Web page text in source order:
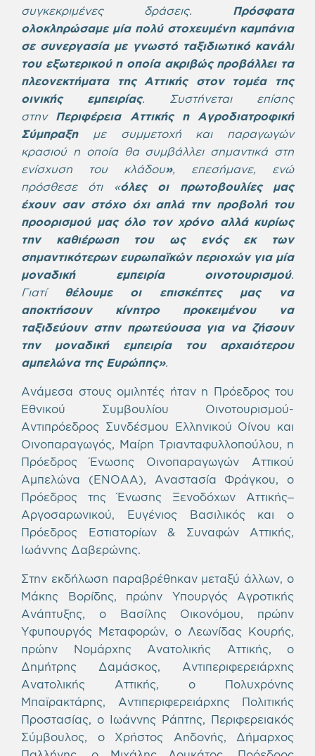
συγκεκριμένες δράσεις. Πρόσφατα
ολοκληρώσαμε μία πολύ στοχευμένη καμπάνια
σε συνεργασία με γνωστό ταξιδιωτικό κανάλι
του εξωτερικού η οποία ακριβώς προβάλλει τα
πλεονεκτήματα της Αττικής στον τομέα της
οινικής εμπειρίας. Συστήνεται επίσης
στην Περιφέρεια Αττικής η Αγροδιατροφική
Σύμπραξη με συμμετοχή και παραγωγών
κρασιού η οποία θα συμβάλλει σημαντικά στη
ενίσχυση του κλάδου», επεσήμανε, ενώ
πρόσθεσε ότι «όλες οι πρωτοβουλίες μας
έχουν σαν στόχο όχι απλά την προβολή του
προορισμού μας όλο τον χρόνο αλλά κυρίως
την καθιέρωση του ως ενός εκ των
σημαντικότερων ευρωπαϊκών περιοχών για μία
μοναδική εμπειρία οινοτουρισμού.
Γιατί
θέλουμε οι επισκέπτες μας να
αποκτήσουν κίνητρο προκειμένου να
ταξιδεύουν στην πρωτεύουσα για να ζήσουν
την μοναδική εμπειρία του αρχαιότερου
αμπελώνα της Ευρώπης».
Ανάμεσα στους ομιλητές ήταν η Πρόεδρος του
Εθνικού Συμβουλίου Οινοτουρισμού-
Αντιπρόεδρος Συνδέσμου Ελληνικού Οίνου και
Οινοπαραγωγός, Μαίρη Τριανταφυλλοπούλου, η
Πρόεδρος Ένωσης Οινοπαραγωγών Αττικού
Αμπελώνα (ΕΝΟΑΑ), Αναστασία Φράγκου, ο
Πρόεδρος της Ένωσης Ξενοδόχων Αττικής–
Αργοσαρωνικού, Ευγένιος Βασιλικός και ο
Πρόεδρος Εστιατορίων & Συναφών Αττικής,
Ιωάννης Δαβερώνης.
Στην εκδήλωση παραβρέθηκαν μεταξύ άλλων, ο
Μάκης Βορίδης, πρώην Υπουργός Αγροτικής
Ανάπτυξης, ο Βασίλης Οικονόμου, πρώην
Υφυπουργός Μεταφορών, ο Λεωνίδας Κουρής,
πρώην Νομάρχης Ανατολικής Αττικής, ο
Δημήτρης Δαμάσκος, Αντιπεριφερειάρχης
Ανατολικής Αττικής, ο Πολυχρόνης
Μπαϊρακτάρης, Αντιπεριφερειάρχης Πολιτικής
Προστασίας, ο Ιωάννης Ράπτης, Περιφερειακός
Σύμβουλος, ο Χρήστος Αηδονής, Δήμαρχος